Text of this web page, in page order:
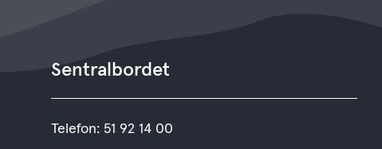
Sentralbordet
Telefon: 51 92 14 00